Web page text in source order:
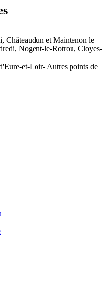
Châteaudun et Maintenon le
Nogent-le-Rotrou, Cloyes-
et-Loir- Autres points de